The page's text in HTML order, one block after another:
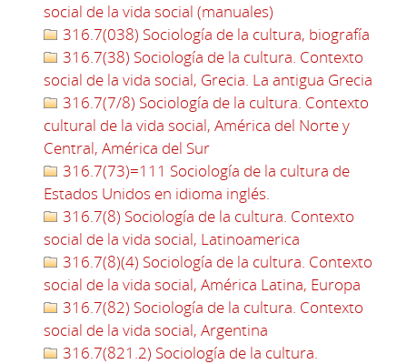
social de la vida social (manuales)
316.7(038) Sociología de la cultura, biografía
316.7(38) Sociología de la cultura. Contexto
social de la vida social, Grecia. La antigua Grecia
316.7(7/8) Sociología de la cultura. Contexto
cultural de la vida social, América del Norte y
Central, América del Sur
316.7(73)=111 Sociología de la cultura de
Estados Unidos en idioma inglés.
316.7(8) Sociología de la cultura. Contexto
social de la vida social, Latinoamerica
316.7(8)(4) Sociología de la cultura. Contexto
social de la vida social, América Latina, Europa
316.7(82) Sociología de la cultura. Contexto
social de la vida social, Argentina
316.7(821.2) Sociología de la cultura.